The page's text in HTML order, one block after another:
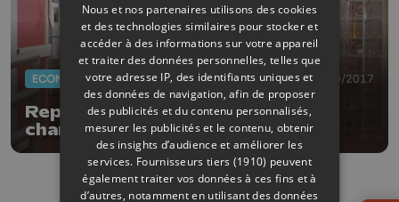
ECONOMIE 24/10/2017
Reprise de la production de
charcuteries à La Vieille Abbaye
Nous et nos partenaires utilisons des cookies
et des technologies similaires pour stocker et
accéder à des informations sur votre appareil
et traiter des données personnelles, telles que
votre adresse IP, des identifiants uniques et
des données de navigation, afin de proposer
des publicités et du contenu personnalisés,
mesurer les publicités et le contenu, obtenir
des insights d’audience et améliorer les
services. Fournisseurs tiers (1910) peuvent
également traiter vos données à ces fins et à
d’autres, notamment en utilisant des données